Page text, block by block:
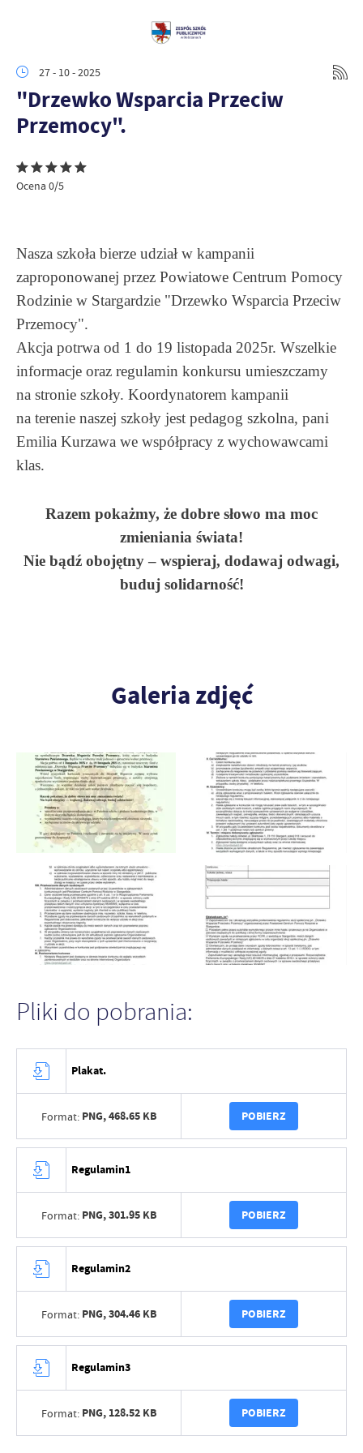
27 - 10 - 2025
"Drzewko Wsparcia Przeciw
Przemocy".
Ocena 0/5
Nasza szkoła bierze udział w kampanii
zaproponowanej przez Powiatowe Centrum Pomocy
Rodzinie w Stargardzie "Drzewko Wsparcia Przeciw
Przemocy".
Akcja potrwa od 1 do 19 listopada 2025r. Wszelkie
informacje oraz regulamin konkursu umieszczamy
na stronie szkoły. Koordynatorem kampanii
na terenie naszej szkoły jest pedagog szkolna, pani
Emilia Kurzawa we współpracy z wychowawcami
klas.
Razem pokażmy, że dobre słowo ma moc
zmieniania świata!
Nie bądź obojętny – wspieraj, dodawaj odwagi,
buduj solidarność!
Galeria zdjęć
Pliki do pobrania:
Plakat.
Format: PNG,468.65 KB POBIERZ
Regulamin1
Format: PNG,301.95 KB POBIERZ
Regulamin2
Format: PNG,304.46 KB POBIERZ
Regulamin3
Format: PNG, 128.52 KB POBIERZ